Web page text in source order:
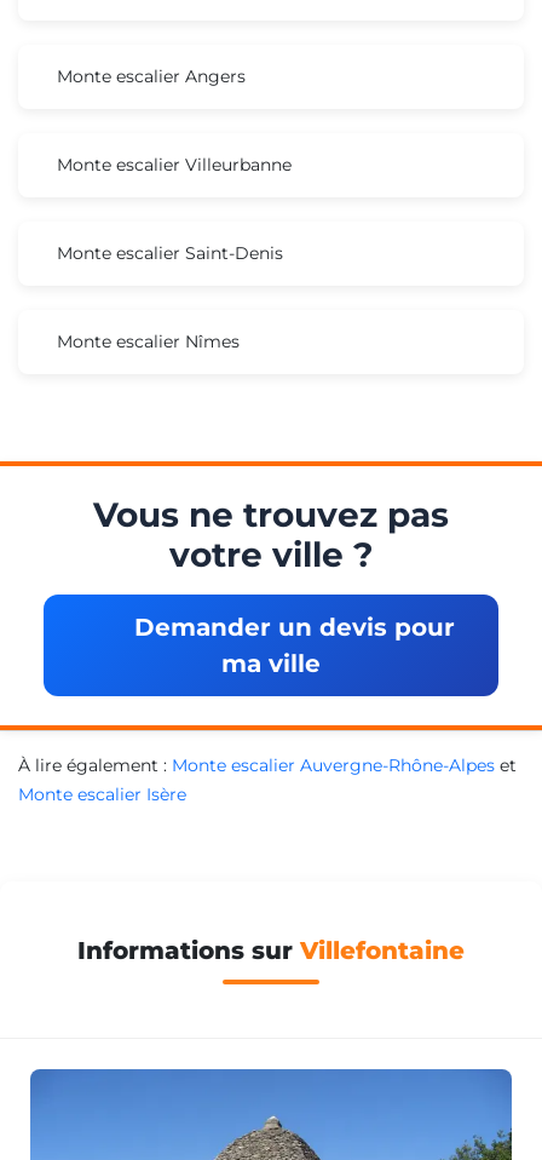
Monte escalier Angers
Monte escalier Villeurbanne
Monte escalier Saint-Denis
Monte escalier Nîmes
Vous ne trouvez pas
votre ville ?
Demander un devis pour
ma ville
À lire également : Monte escalier Auvergne-Rhône-Alpes et
Monte escalier Isère
Informations sur Villefontaine